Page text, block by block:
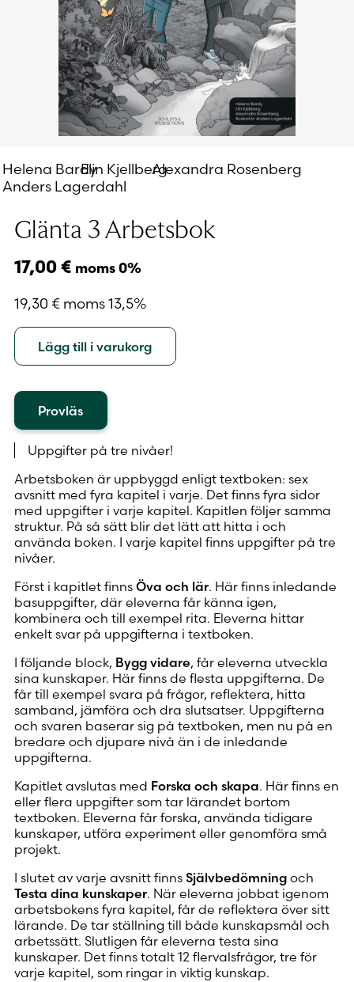
Helena BardyElin KjellbergAlexandra Rosenberg
Anders Lagerdahl
Glänta 3 Arbetsbok
17,00 € moms 0%
19,30 € moms 13,5%
Lägg till i varukorg
Provläs
Uppgifter på tre nivåer!
Arbetsboken är uppbyggd enligt textboken: sex
avsnitt med fyra kapitel i varje. Det finns fyra sidor
med uppgifter i varje kapitel. Kapitlen följer samma
struktur. På så sätt blir det lätt att hitta i och
använda boken. I varje kapitel finns uppgifter på tre
nivåer.
Först i kapitlet finns Öva och lär. Här finns inledande
basuppgifter, där eleverna får känna igen,
kombinera och till exempel rita. Eleverna hittar
enkelt svar på uppgifterna i textboken.
I följande block, Bygg vidare, får eleverna utveckla
sina kunskaper. Här finns de flesta uppgifterna. De
får till exempel svara på frågor, reflektera, hitta
samband, jämföra och dra slutsatser. Uppgifterna
och svaren baserar sig på textboken, men nu på en
bredare och djupare nivå än i de inledande
uppgifterna.
Kapitlet avslutas med Forska och skapa. Här finns en
eller flera uppgifter som tar lärandet bortom
textboken. Eleverna får forska, använda tidigare
kunskaper, utföra experiment eller genomföra små
projekt.
I slutet av varje avsnitt finns Självbedömning och
Testa dina kunskaper. När eleverna jobbat igenom
arbetsbokens fyra kapitel, får de reflektera över sitt
lärande. De tar ställning till både kunskapsmål och
arbetssätt. Slutligen får eleverna testa sina
kunskaper. Det finns totalt 12 flervalsfrågor, tre för
varje kapitel, som ringar in viktig kunskap.